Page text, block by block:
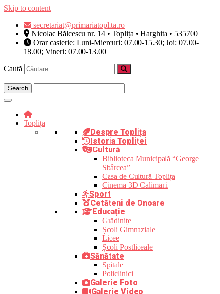
Skip to content
secretariat@primariatoplita.ro
Nicolae Bălcescu nr. 14 • Toplița • Harghita • 535700
Orar casierie: Luni-Miercuri: 07.00-15.30; Joi: 07.00-
18.00; Vineri: 07.00-13.00
Caută
Toplița
Despre Toplița
Istoria Topliței
Cultură
Biblioteca Municipală “George
Sbârcea”
Casa de Cultură Toplița
Cinema 3D Calimani
Sport
Cetățeni de Onoare
Educație
Grădinițe
Școli Gimnaziale
Licee
Școli Postliceale
Sănătate
Spitale
Policlinici
Galerie Foto
Galerie Video